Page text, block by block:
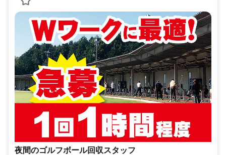
夜間のゴルフボール回収スタッフ